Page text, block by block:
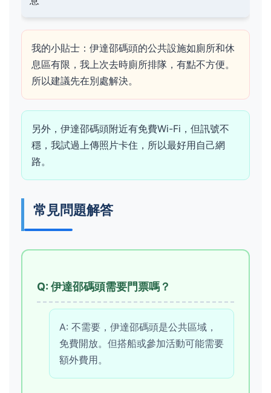
我的小貼士：伊達邵碼頭的公共設施如廁所和休
息區有限，我上次去時廁所排隊，有點不方便。
所以建議先在別處解決。
另外，伊達邵碼頭附近有免費Wi-Fi，但訊號不
穩，我試過上傳照片卡住，所以最好用自己網
路。
常見問題解答
Q: 伊達邵碼頭需要門票嗎？
A: 不需要，伊達邵碼頭是公共區域，
免費開放。但搭船或參加活動可能需要
額外費用。